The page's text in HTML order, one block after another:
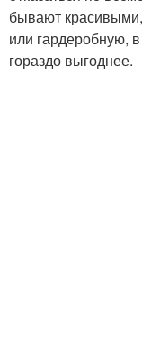
бывают
или гардеробную,
гораздо выгоднее.